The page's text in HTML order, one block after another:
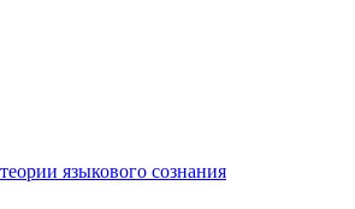
языкового сознания